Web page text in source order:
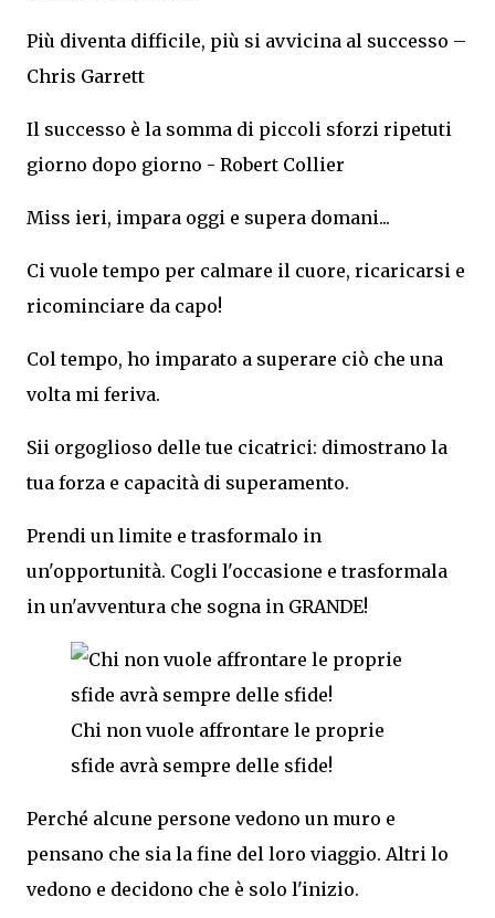
Più diventa difficile, più si avvicina al successo –
Chris Garrett
Il successo è la somma di piccoli sforzi ripetuti
giorno dopo giorno - Robert Collier
Miss ieri, impara oggi e supera domani...
Ci vuole tempo per calmare il cuore, ricaricarsi e
ricominciare da capo!
Col tempo, ho imparato a superare ciò che una
volta mi feriva.
Sii orgoglioso delle tue cicatrici: dimostrano la
tua forza e capacità di superamento.
Prendi un limite e trasformalo in
un'opportunità. Cogli l'occasione e trasformala
in un'avventura che sogna in GRANDE!
Chi non vuole affrontare le proprie
sfide avrà sempre delle sfide!
Perché alcune persone vedono un muro e
pensano che sia la fine del loro viaggio. Altri lo
vedono e decidono che è solo l'inizio.